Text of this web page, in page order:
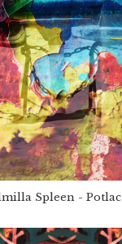
Spleen - Potlac